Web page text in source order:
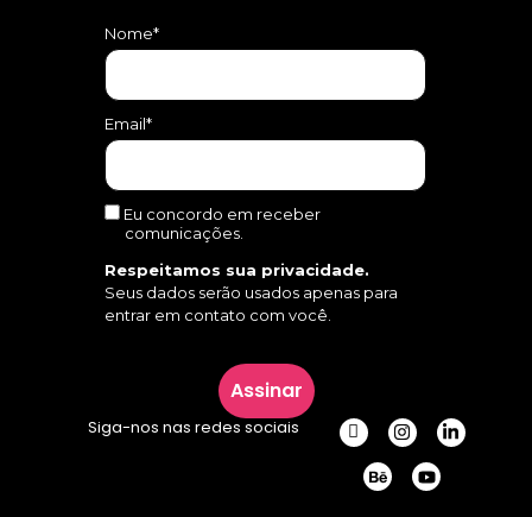
Nome*
Email*
Eu concordo em receber
comunicações.
Respeitamos sua privacidade.
Seus dados serão usados apenas para
entrar em contato com você.
Assinar
Siga-nos nas redes sociais